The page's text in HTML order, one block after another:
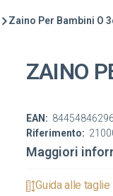
Zaino Per Bambini O
ZAINO
Riferimento:
EAN:
Maggiori
Guida alle taglie